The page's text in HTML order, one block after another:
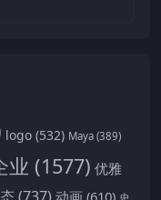
logo (532) Maya (389)
业 (1577) 优雅
动画 (610)